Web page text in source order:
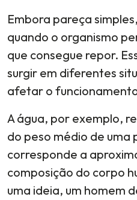
Embora pareça
quando o organismo
que consegue repor.
surgir em diferentes
afetar o
A água, por exemplo,
do peso médio de uma
corresponde a
composição do corpo
uma ideia, um homem